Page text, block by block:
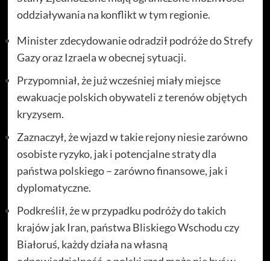
oddziaływania na konflikt w tym regionie.
Minister zdecydowanie odradził podróże do Strefy
Gazy oraz Izraela w obecnej sytuacji.
Przypomniał, że już wcześniej miały miejsce
ewakuacje polskich obywateli z terenów objętych
kryzysem.
Zaznaczył, że wjazd w takie rejony niesie zarówno
osobiste ryzyko, jak i potencjalne straty dla
państwa polskiego – zarówno finansowe, jak i
dyplomatyczne.
Podkreślił, że w przypadku podróży do takich
krajów jak Iran, państwa Bliskiego Wschodu czy
Białoruś, każdy działa na własną